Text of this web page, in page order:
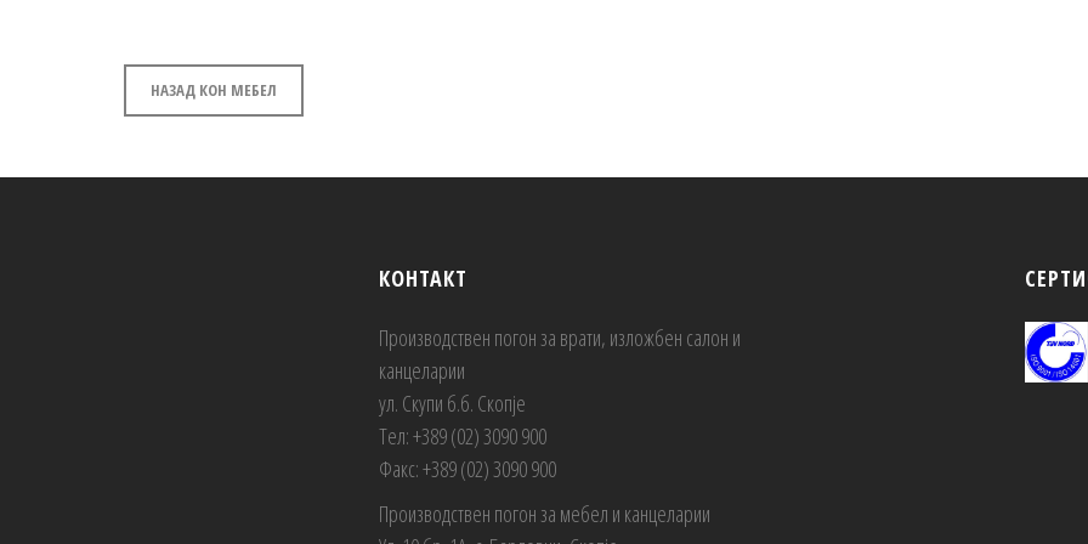
НАЗАД КОН МЕБЕЛ
КОНТАКТ
Производствен погон за врати, изложбен салон и
канцеларии
ул. Скупи б.б. Скопје
Тел: +389 (02) 3090 900
Факс: +389 (02) 3090 900
Производствен погон за мебел и канцеларии